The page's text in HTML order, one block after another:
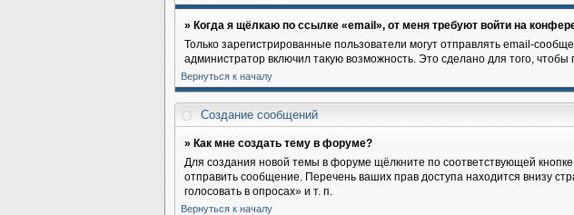
» Когда я щёлкаю по ссылке «email», от меня требуют войти на
Только зарегистрированные пользователи могут отправлять email-
администратор включил такую возможность. Это сделано для того,
Вернуться к началу
Создание сообщений
» Как мне создать тему в форуме?
Для создания новой темы в форуме щёлкните по соответствующей
отправить сообщение. Перечень ваших прав доступа находится внизу
голосовать в опросах» и т. п.
Вернуться к началу